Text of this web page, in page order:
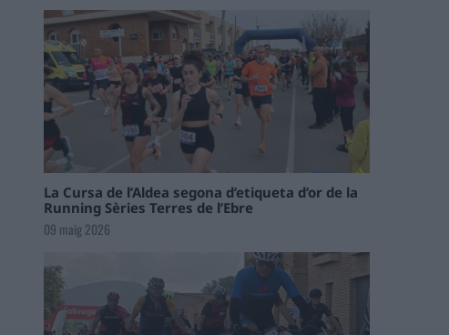
La Cursa de l’Aldea segona d’etiqueta d’or de la
Running Sèries Terres de l’Ebre
09 maig 2026